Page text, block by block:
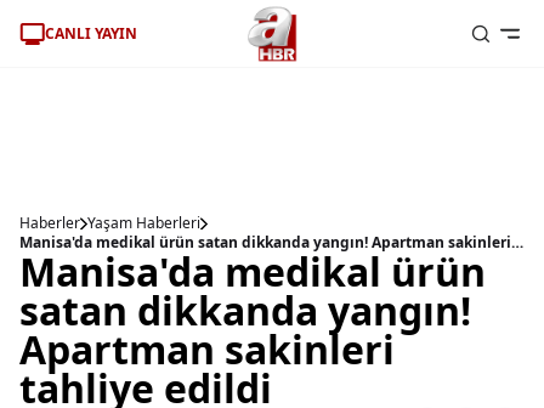
CANLI YAYIN
Haberler Yaşam Haberleri
Manisa'da medikal ürün satan dikkanda yangın! Apartman sakinleri tahliye edildi
Manisa'da medikal ürün
satan dikkanda yangın!
Apartman sakinleri
tahliye edildi